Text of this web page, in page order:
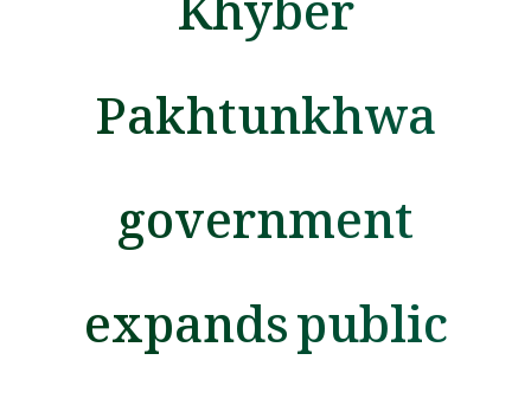
Pakhtunkhwa
government
expands public